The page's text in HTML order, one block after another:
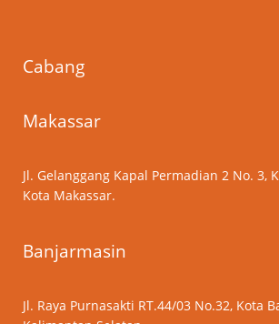
Cabang
Makassar
Jl. Gelanggang Kapal Permadian 2 No. 3,
Kota Makassar.
Banjarmasin
Jl. Raya Purnasakti RT.44/03 No.32, Kota